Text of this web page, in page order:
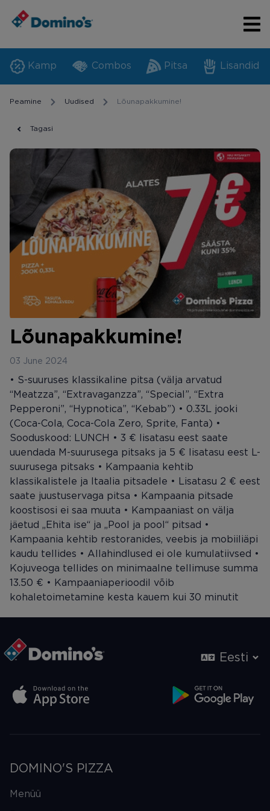
Kamp Combos Pitsa Lisandid
Peamine Uudised Lõunapakkumine!
Tagasi
Lõunapakkumine!
03 June 2024
• S-suuruses klassikaline pitsa (välja arvatud
“Meatzza”, “Extravaganzza”, “Special”, “Extra
Pepperoni”, “Hypnotica”, “Kebab”) • 0.33L jooki
(Coca-Cola, Coca-Cola Zero, Sprite, Fanta) •
Sooduskood: LUNCH • 3 € lisatasu eest saate
uuendada M-suurusega pitsaks ja 5 € lisatasu eest L-
suurusega pitsaks • Kampaania kehtib
klassikalistele ja Itaalia pitsadele • Lisatasu 2 € eest
saate juustuservaga pitsa • Kampaania pitsade
koostisosi ei saa muuta • Kampaaniast on välja
jäetud „Ehita ise“ ja „Pool ja pool“ pitsad •
Kampaania kehtib restoranides, veebis ja mobiiliäpi
kaudu tellides • Allahindlused ei ole kumulatiivsed •
Kojuveoga tellides on minimaalne tellimuse summa
13.50 € • Kampaaniaperioodil võib
kohaletoimetamine kesta kauem kui 30 minutit
Eesti
DOMINO'S PIZZA
Menüü